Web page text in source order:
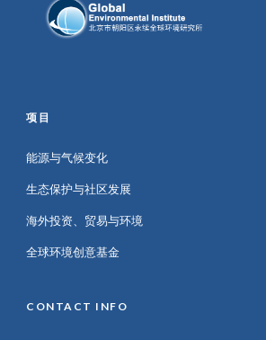
项目
能源与气候变化
生态保护与社区发展
海外投资、贸易与环境
全球环境创意基金
CONTACT INFO